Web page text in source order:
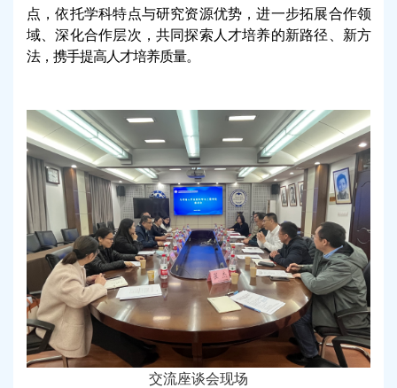
点，依托学科特点与研究资源优势 ，进一步拓展合作领
域、深化合作层次，共同探索人才培养的新路径、新方
法，携手提高人才培养质量。
交流座谈会现场